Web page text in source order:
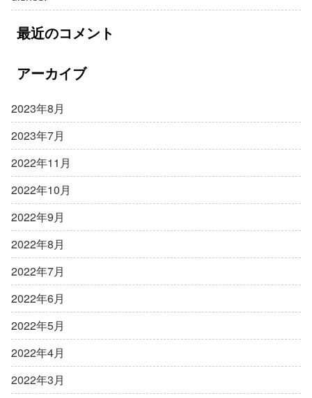
最近のコメント
アーカイブ
2023年8月
2023年7月
2022年11月
2022年10月
2022年9月
2022年8月
2022年7月
2022年6月
2022年5月
2022年4月
2022年3月